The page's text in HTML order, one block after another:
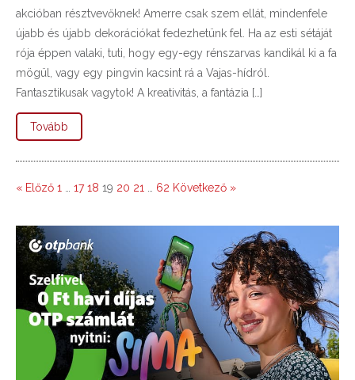
akcióban résztvevőknek! Amerre csak szem ellát, mindenfele
újabb és újabb dekorációkat fedezhetünk fel. Ha az esti sétáját
rója éppen valaki, tuti, hogy egy-egy rénszarvas kandikál ki a fa
mögül, vagy egy pingvin kacsint rá a Vajas-hídról.
Fantasztikusak vagytok! A kreativitás, a fantázia […]
Tovább
« Előző 1 17 18 19 20 21 62 Következő »